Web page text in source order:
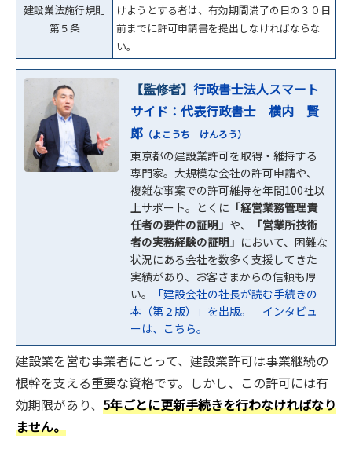
建設業法施行規則
第５条
けようとする者は、有効期間満了の日の３０日
前までに許可申請書を提出しなければならな
い。
【監修者】 行政書士法人スマート
サイド：代表行政書士 横内 賢
郎 （よこうち けんろう）
東京都の建設業許可を取得・維持する
専門家。大規模な会社の許可申請や、
複雑な事案での許可維持を年間100社以
上サポート。とくに 「経営業務管理責
任者の要件の証明」 や、
「営業所技術
者の実務経験の証明」 において、困難な
状況にある会社を数多く支援してきた
実績があり、お客さまからの信頼も厚
い。
「建設会社の社長が読む手続きの
本（第２版）」を出版。
インタビュ
ーは、こちら。
建設業を営む事業者にとって、建設業許可は事業継続の
根幹を支える重要な資格です。しかし、この許可には有
効期限があり、 5年ごとに更新手続きを行わなければなり
ません。